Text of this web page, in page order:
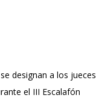
designan a los jueces
el III Escalafón